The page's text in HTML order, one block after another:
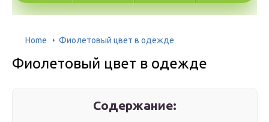
Home Фиолетовый цвет в одежде
Фиолетовый цвет в одежде
Содержание: